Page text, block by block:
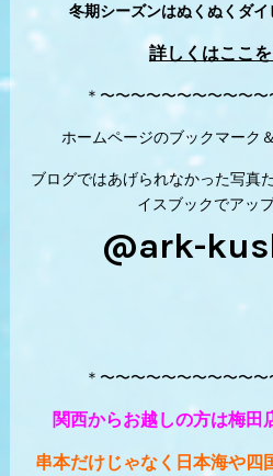
冬期シーズンはぬくぬくダイ
詳しくはここ
＊〜〜〜〜〜〜〜〜〜〜
ホームページのブックマーク
ブログではあげられなかった写真
イスブックでアッ
@ark-
＊〜〜〜〜〜〜〜〜〜〜
関西からお越しの方は梅田
串本だけじゃなく日本海や四